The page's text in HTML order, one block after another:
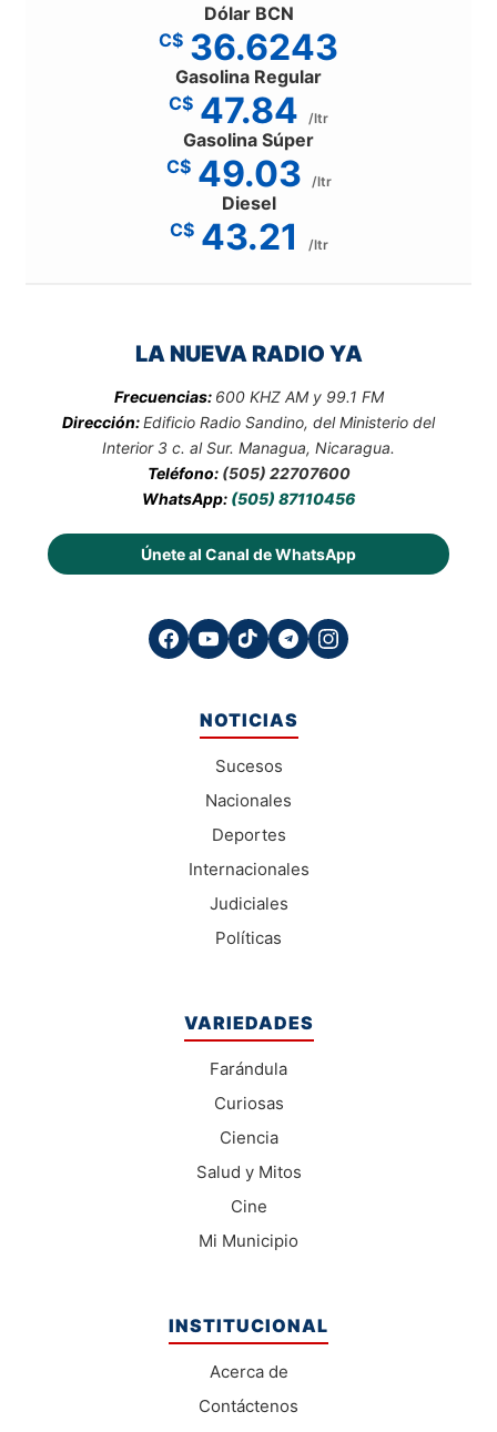
Dólar BCN
C$ 36.6243
Gasolina Regular
C$ 47.84 /ltr
Gasolina Súper
C$ 49.03 /ltr
Diesel
C$ 43.21 /ltr
LA NUEVA RADIO YA
Frecuencias: 600 KHZ AM y 99.1 FM
Dirección:Edificio Radio Sandino, del Ministerio del
Interior 3 c. al Sur. Managua, Nicaragua.
Teléfono: (505) 22707600
WhatsApp: (505) 87110456
Únete al Canal de WhatsApp
NOTICIAS
Sucesos
Nacionales
Deportes
Internacionales
Judiciales
Políticas
VARIEDADES
Farándula
Curiosas
Ciencia
Salud y Mitos
Cine
Mi Municipio
INSTITUCIONAL
Acerca de
Contáctenos